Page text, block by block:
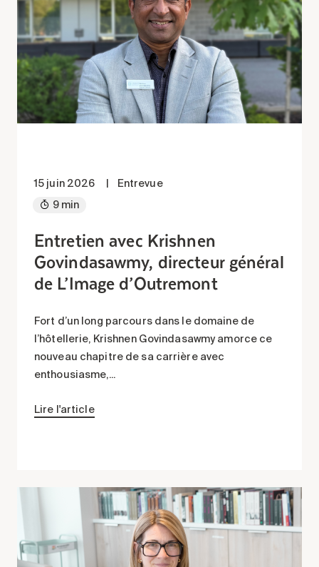
15 juin 2026
Entrevue
9 min
Entretien avec Krishnen
Govindasawmy, directeur général
de L’Image d’Outremont
Fort d’un long parcours dans le domaine de
l’hôtellerie, Krishnen Govindasawmy amorce ce
nouveau chapitre de sa carrière avec
enthousiasme,...
Lire l'article